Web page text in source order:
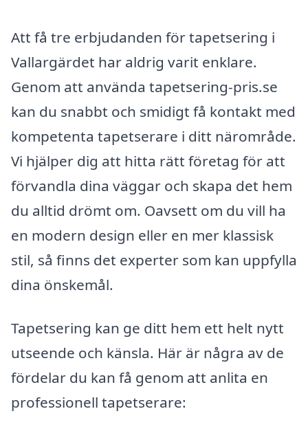
Att få tre erbjudanden för tapetsering i
Vallargärdet har aldrig varit enklare.
Genom att använda tapetsering-pris.se
kan du snabbt och smidigt få kontakt med
kompetenta tapetserare i ditt närområde.
Vi hjälper dig att hitta rätt företag för att
förvandla dina väggar och skapa det hem
du alltid drömt om. Oavsett om du vill ha
en modern design eller en mer klassisk
stil, så finns det experter som kan uppfylla
dina önskemål.
Tapetsering kan ge ditt hem ett helt nytt
utseende och känsla. Här är några av de
fördelar du kan få genom att anlita en
professionell tapetserare: